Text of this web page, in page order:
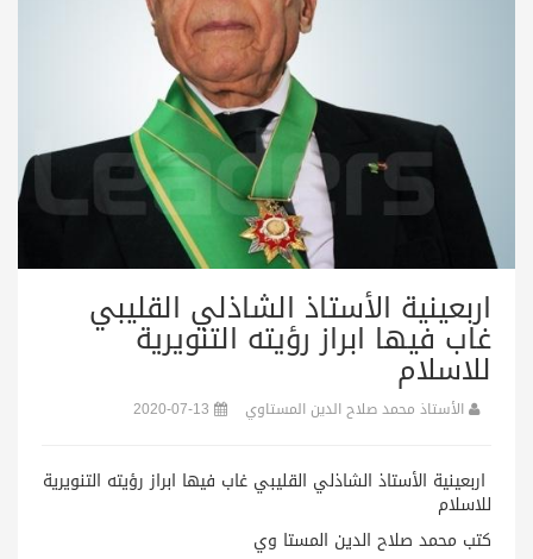
اربعينية الأستاذ الشاذلي القليبي
غاب فيها ابراز رؤيته التنويرية
للاسلام
الأستاذ محمد صلاح الدين المستاوي
اربعينية الأستاذ الشاذلي القليبي غاب فيها ابراز رؤيته التنويرية
للاسلام
كتب محمد صلاح الدين المستا وي